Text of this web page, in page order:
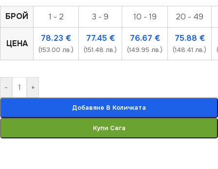
БРОЙ 1 - 2 3 - 9 10 - 19 20 - 49
ЦЕНА
78.23 €
(153.00 лв.)
77.45 €
(151.48 лв.)
76.67 €
(149.95 лв.)
75.88 €
(148.41 лв.)
- +
Добавяне В Количката
Купи Сега